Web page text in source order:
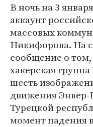
В ночь на 3
аккаунт
массовых
Никифорова. На
сообщение о
хакерская
шесть
движения
Турецкой
момент падения